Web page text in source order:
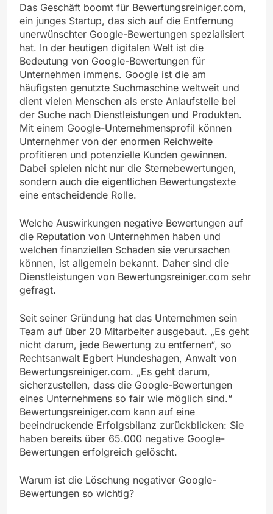
Das Geschäft boomt für Bewertungsreiniger.com,
ein junges Startup, das sich auf die Entfernung
unerwünschter Google-Bewertungen spezialisiert
hat. In der heutigen digitalen Welt ist die
Bedeutung von Google-Bewertungen für
Unternehmen immens. Google ist die am
häufigsten genutzte Suchmaschine weltweit und
dient vielen Menschen als erste Anlaufstelle bei
der Suche nach Dienstleistungen und Produkten.
Mit einem Google-Unternehmensprofil können
Unternehmer von der enormen Reichweite
profitieren und potenzielle Kunden gewinnen.
Dabei spielen nicht nur die Sternebewertungen,
sondern auch die eigentlichen Bewertungstexte
eine entscheidende Rolle.
Welche Auswirkungen negative Bewertungen auf
die Reputation von Unternehmen haben und
welchen finanziellen Schaden sie verursachen
können, ist allgemein bekannt. Daher sind die
Dienstleistungen von Bewertungsreiniger.com sehr
gefragt.
Seit seiner Gründung hat das Unternehmen sein
Team auf über 20 Mitarbeiter ausgebaut. „Es geht
nicht darum, jede Bewertung zu entfernen“, so
Rechtsanwalt Egbert Hundeshagen, Anwalt von
Bewertungsreiniger.com. „Es geht darum,
sicherzustellen, dass die Google-Bewertungen
eines Unternehmens so fair wie möglich sind.“
Bewertungsreiniger.com kann auf eine
beeindruckende Erfolgsbilanz zurückblicken: Sie
haben bereits über 65.000 negative Google-
Bewertungen erfolgreich gelöscht.
Warum ist die Löschung negativer Google-
Bewertungen so wichtig?